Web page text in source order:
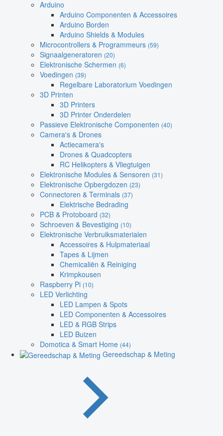
Arduino
Arduino Componenten & Accessoires
Arduino Borden
Arduino Shields & Modules
Microcontrollers & Programmeurs (59)
Signaalgeneratoren (20)
Elektronische Schermen (6)
Voedingen (39)
Regelbare Laboratorium Voedingen
3D Printen
3D Printers
3D Printer Onderdelen
Passieve Elektronische Componenten (40)
Camera's & Drones
Actiecamera's
Drones & Quadcopters
RC Helikopters & Vliegtuigen
Elektronische Modules & Sensoren (31)
Elektronische Opbergdozen (23)
Connectoren & Terminals (37)
Elektrische Bedrading
PCB & Protoboard (32)
Schroeven & Bevestiging (10)
Elektronische Verbruiksmaterialen
Accessoires & Hulpmateriaal
Tapes & Lijmen
Chemicaliën & Reiniging
Krimpkousen
Raspberry Pi (10)
LED Verlichting
LED Lampen & Spots
LED Componenten & Accessoires
LED & RGB Strips
LED Buizen
Domotica & Smart Home (44)
Gereedschap & Meting